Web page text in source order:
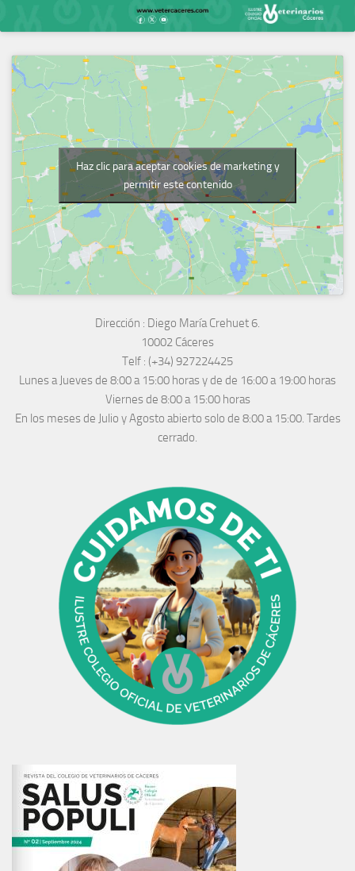
Haz clic para aceptar cookies de marketing y
permitir este contenido
Dirección : Diego María Crehuet 6.
10002 Cáceres
Telf : (+34) 927224425
Lunes a Jueves de 8:00 a 15:00 horas y de de 16:00 a 19:00 horas
Viernes de 8:00 a 15:00 horas
En los meses de Julio y Agosto abierto solo de 8:00 a 15:00. Tardes
cerrado.